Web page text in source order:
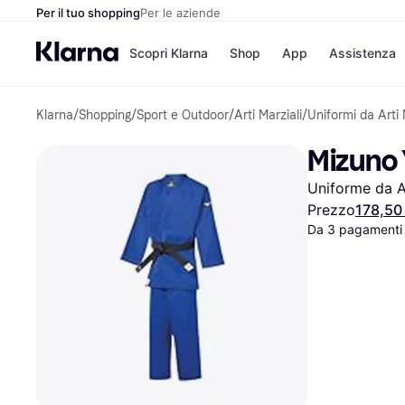
Per il tuo shoppingPer le aziende
Scopri Klarna
Opzioni di
Paga ora
Paga in 3 rate
Paga dopo 30 giorni
Finanziamento
Shop
Negozi
Unieuro
Media
eBay
Zalando
App Assistenza
Klarna/Shopping/Sport e Outdoor/Arti Marziali/Uniformi da Arti
Mizuno
Uniforme da
Prezzo
Da 3